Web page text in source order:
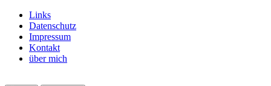
Links
Datenschutz
Impressum
Kontakt
über mich